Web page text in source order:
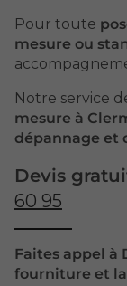
Pour toute
mesure ou
Notre service
mesure à
dépannage et
Devis
60 95
Faites appel à
fourniture et